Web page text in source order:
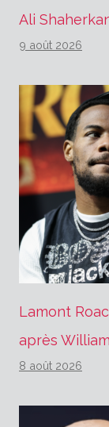
Ali
9 août 2026
Lamont
après
8 août 2026